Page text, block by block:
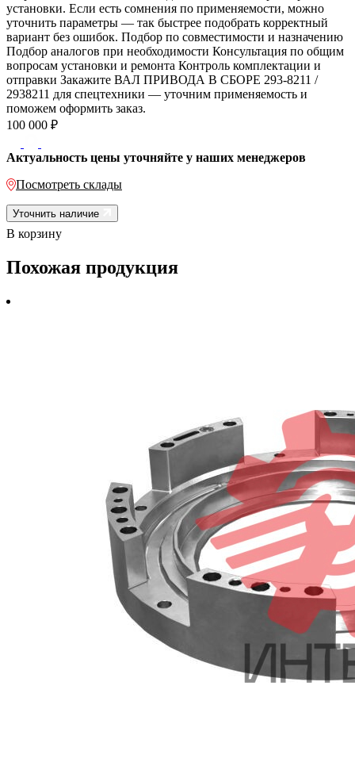
установки. Если есть сомнения по применяемости, можно
уточнить параметры — так быстрее подобрать корректный
вариант без ошибок. Подбор по совместимости и назначению
Подбор аналогов при необходимости Консультация по общим
вопросам установки и ремонта Контроль комплектации и
отправки Закажите ВАЛ ПРИВОДА В СБОРЕ 293-8211 /
2938211 для спецтехники — уточним применяемость и
поможем оформить заказ.
100 000 ₽
Актуальность цены уточняйте у наших менеджеров
Посмотреть склады
Уточнить наличие
В корзину
Похожая продукция